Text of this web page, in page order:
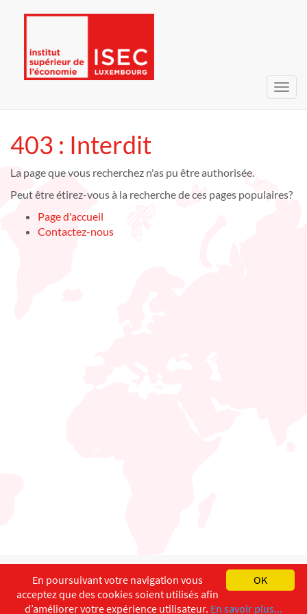
403 : Interdit
La page que vous recherchez n'as pu être authorisée.
Peut être étirez-vous à la recherche de ces pages populaires?
Page d'accueil
Contactez-nous
English Français
Copyright ©ISEC-AdW Aspects légaux
OK
En poursuivant votre navigation vous
acceptez que des cookies soient utilisés afin
d’améliorer votre expérience utilisateur. En savoir plus...